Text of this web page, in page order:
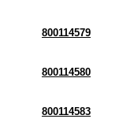
800114579
800114580
800114583